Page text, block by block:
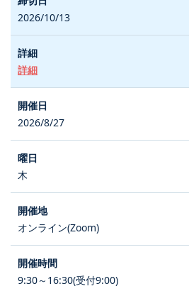
2026/10/13
詳細
2026/8/27
木
オンライン(Zoom)
9:30～16:30(受付9:00)